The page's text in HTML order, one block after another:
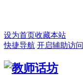
设为首页收藏本站
快捷导航 开启辅助访问